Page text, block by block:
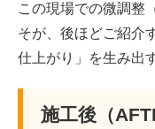
この現場での微調整
そが、後ほどご紹介
仕上がり」を生み出
施工後（